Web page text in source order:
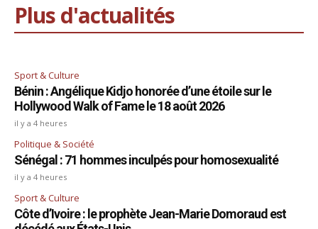
Plus d'actualités
Sport & Culture
Bénin : Angélique Kidjo honorée d’une étoile sur le
Hollywood Walk of Fame le 18 août 2026
il y a 4 heures
Politique & Société
Sénégal : 71 hommes inculpés pour homosexualité
il y a 4 heures
Sport & Culture
Côte d’Ivoire : le prophète Jean-Marie Domoraud est